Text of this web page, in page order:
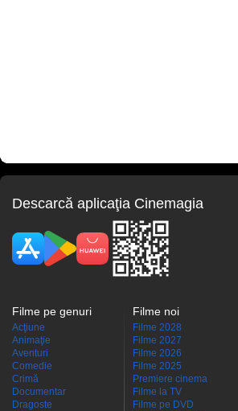
Descarcă aplicaţia Cinemagia
Filme pe genuri
Acţiune
Animaţie
Aventuri
Comedie
Crimă
Documentar
Dragoste
Filme noi
Filme 2028
Filme 2027
Filme 2026
Filme 2025
Premiere cinema
Filme la TV
Filme pe DVD